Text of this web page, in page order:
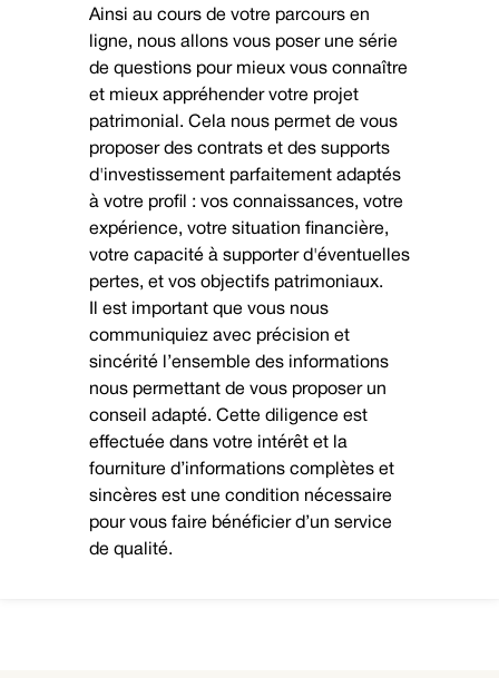
Ainsi au cours de votre parcours en
ligne, nous allons vous poser une série
de questions pour mieux vous connaître
et mieux appréhender votre projet
patrimonial. Cela nous permet de vous
proposer des contrats et des supports
d'investissement parfaitement adaptés
à votre profil : vos connaissances, votre
expérience, votre situation financière,
votre capacité à supporter d'éventuelles
pertes, et vos objectifs patrimoniaux.
Il est important que vous nous
communiquiez avec précision et
sincérité l’ensemble des informations
nous permettant de vous proposer un
conseil adapté. Cette diligence est
effectuée dans votre intérêt et la
fourniture d’informations complètes et
sincères est une condition nécessaire
pour vous faire bénéficier d’un service
de qualité.